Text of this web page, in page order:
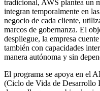
tradicional, AWS plantea un
integran temporalmente en
negocio de cada cliente,
marcos de gobernanza. El
despliegue, la empresa
también con capacidades
manera autónoma y sin
El programa se apoya en el
(Ciclo de Vida de Desarrollo